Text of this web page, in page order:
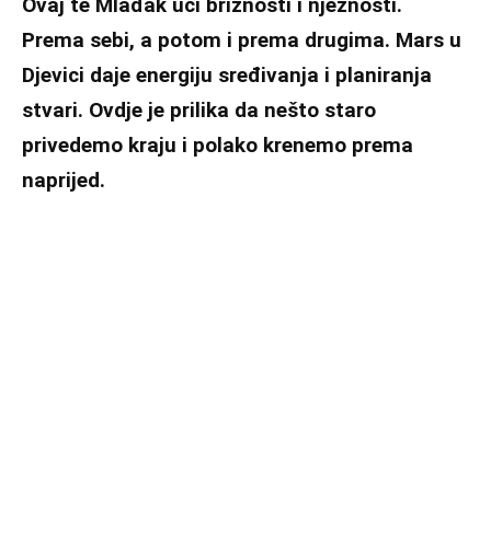
Prema sebi, a potom i prema drugima. Mars u
Djevici daje energiju sređivanja i planiranja
stvari. Ovdje je prilika da nešto staro
privedemo kraju i polako krenemo prema
naprijed.